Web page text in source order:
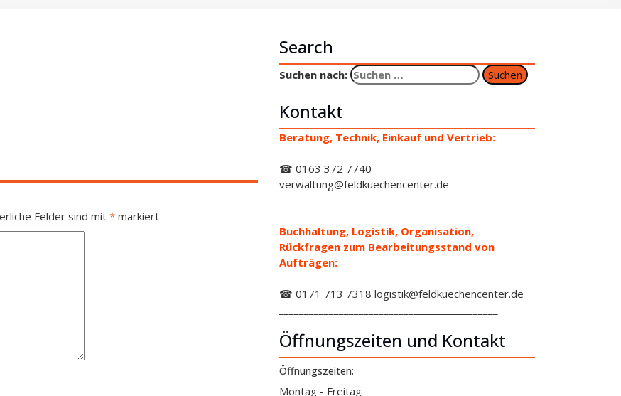
Felder sind mit* markiert
Search
Suchen nach:
Kontakt
Beratung, Technik, Einkauf und Vertrieb:
☎ 0163 372 7740
verwaltung@feldkuechencenter.de
Buchhaltung, Logistik, Organisation,
Rückfragen zum Bearbeitungsstand von
Aufträgen:
☎ 0171 713 7318 logistik@feldkuechencenter.de
Öffnungszeiten und Kontakt
Öffnungszeiten:
Montag - Freitag